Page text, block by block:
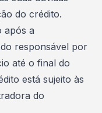
do crédito.
após a
responsável por
até o final do
está sujeito às
do